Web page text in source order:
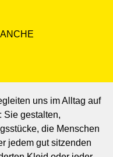
uns im Alltag auf
Sie gestalten,
die Menschen
jedem gut sitzenden